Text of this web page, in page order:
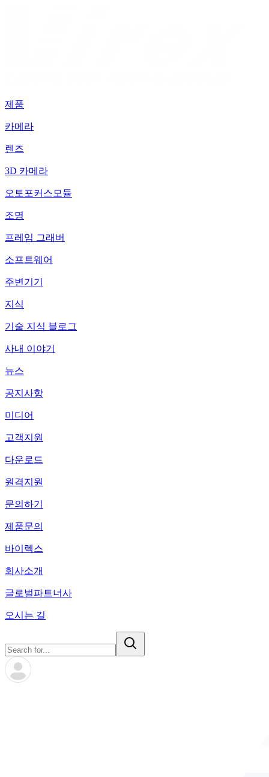
제품
카메라
렌즈
3D 카메라
오토포커스모듈
조명
프레임 그래버
소프트웨어
주변기기
지식
기술 지식 블로그
사내 이야기
뉴스
공지사항
미디어
고객지원
다운로드
원격지원
문의하기
제품문의
바이렉스
회사소개
글로벌파트너사
오시는 길